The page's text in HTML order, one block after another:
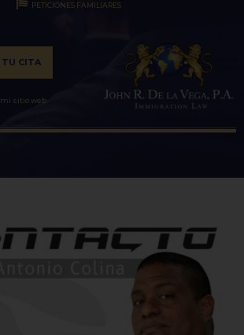
PETICIONES FAMILIARES
TU CITA
sitio web